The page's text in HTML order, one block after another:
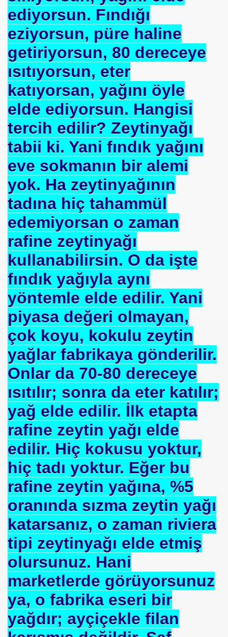
ediyorsun. Fındığı
eziyorsun, püre haline
getiriyorsun, 80 dereceye
ısıtıyorsun, eter
katıyorsan, yağını öyle
elde ediyorsun. Hangisi
tercih edilir? Zeytinyağı
tabii ki. Yani fındık yağını
eve sokmanın bir alemi
yok. Ha zeytinyağının
tadına hiç tahammül
edemiyorsan o zaman
rafine zeytinyağı
kullanabilirsin. O da işte
fındık yağıyla aynı
yöntemle elde edilir. Yani
piyasa değeri olmayan,
çok koyu, kokulu zeytin
yağlar fabrikaya gönderilir.
Onlar da 70-80 dereceye
ısıtılır; sonra da eter katılır;
yağ elde edilir. İlk etapta
rafine zeytin yağı elde
edilir. Hiç kokusu yoktur,
hiç tadı yoktur. Eğer bu
rafine zeytin yağına, %5
oranında sızma zeytin yağı
katarsanız, o zaman riviera
tipi zeytinyağı elde etmiş
olursunuz. Hani
marketlerde görüyorsunuz
ya, o fabrika eseri bir
yağdır; ayçiçekle filan
RÜŞD
VAKFI
?
ARINÇ
İle
ÇELİK
EROĞLU
DİNÇER
Oturan TekProf. Maliye Bakanı